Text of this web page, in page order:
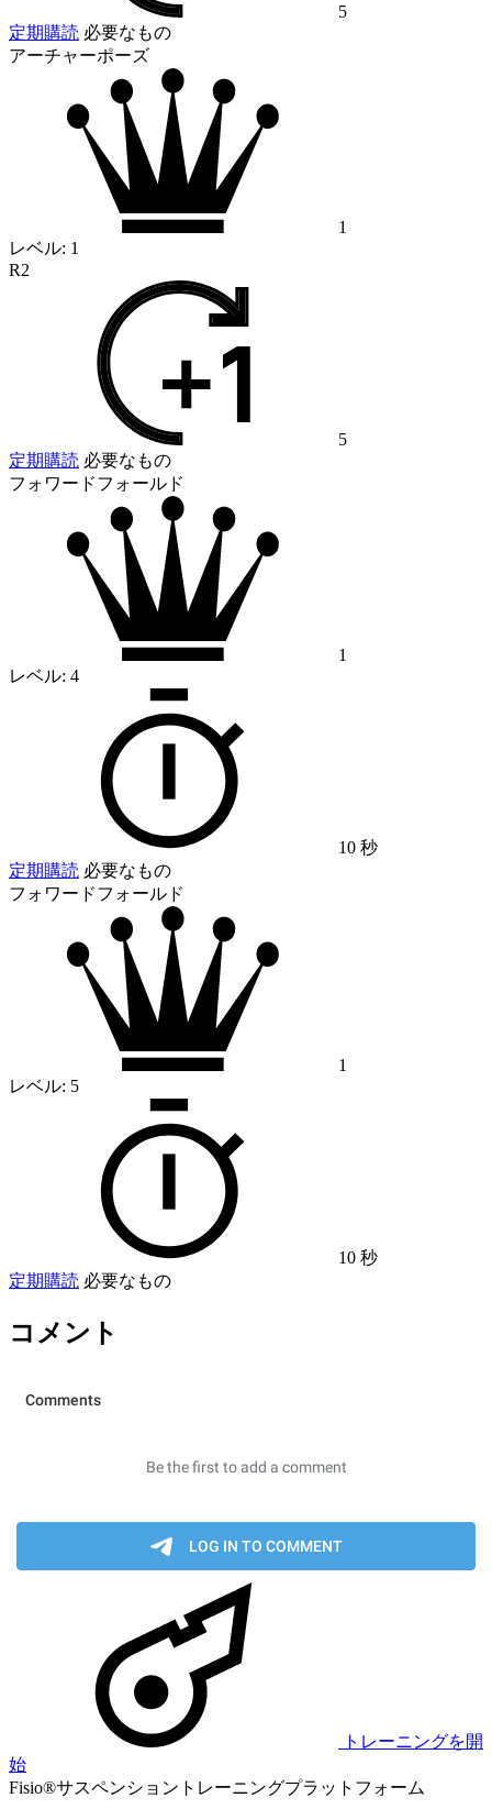
5
定期購読 必要なもの
アーチャーポーズ
1
レベル: 1
R2
5
定期購読 必要なもの
フォワードフォールド
1
レベル: 4
10 秒
定期購読 必要なもの
フォワードフォールド
1
レベル: 5
10 秒
定期購読 必要なもの
コメント
トレーニングを開
始
Fisio®サスペンショントレーニングプラットフォーム